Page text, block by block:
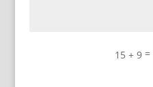
15 + 9 =